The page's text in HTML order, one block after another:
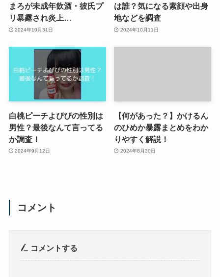
まろが未成年飲酒・彼氏プ
リ暴露され炎上…
2024年10月31日
は誰？気になる素顔や出身
地などを調査
2024年10月11日
白桃ピーチよぴぴの性別は
男性？最後なんて言ってる
か調査！
2024年9月12日
【何があった？】かけるん
のひめか暴露まとめをわか
りやすく解説！
2024年8月30日
コメント
コメントする